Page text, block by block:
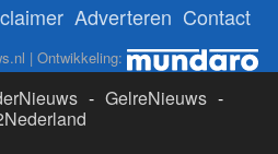
Adverteren Contact
| Ontwikkeling:
- GelreNieuws -